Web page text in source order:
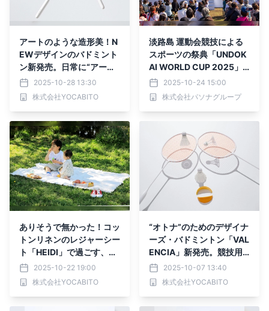
アートのような造形美！N
EWデザインのバドミント
ン新発売。日常に“アーバ
ン”なレジャーを。
2025-10-28 13:30
株式会社YOCABITO
淡路島 運動会競技による
スポーツの祭典「UNDOK
AI WORLD CUP 2025」
にて、「Cheer Re-Man's
（チアリーマンズ）」11月
1日（土）出演決定！
2025-10-24 15:00
株式会社パソナグループ
ありそうで無かった！コッ
トンリネンのレジャーシー
ト「HEIDI」で過ごす、心
地の良い秋のおしゃピク。
2025-10-22 19:00
株式会社YOCABITO
“オトナ”のためのデザイナ
ーズ・バドミントン「VAL
ENCIA」新発売。競技用
でもおもちゃでもない、第
3の選択肢
2025-10-07 13:40
株式会社YOCABITO